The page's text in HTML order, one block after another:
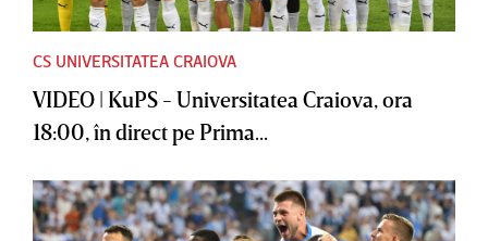
CS UNIVERSITATEA CRAIOVA
VIDEO | KuPS - Universitatea Craiova, ora
18:00, în direct pe Prima...